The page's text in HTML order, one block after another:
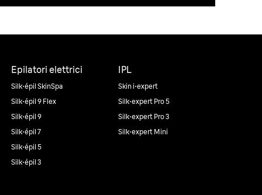
Epilatori elettrici
Silk·épil SkinSpa
Silk·épil 9 Flex
Silk·épil 9
Silk·épil 7
Silk·épil 5
Silk·épil 3
IPL
Skin i·expert
Silk·expert Pro 5
Silk·expert Pro 3
Silk·expert Mini